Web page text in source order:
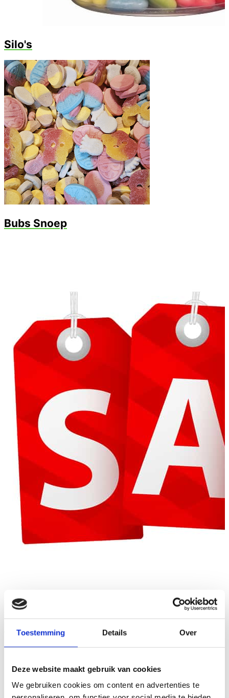
Toestemming Details Over
Deze website maakt gebruik van cookies
We gebruiken cookies om content en advertenties te
Silo's
Bubs Snoep
Koopjeshoek